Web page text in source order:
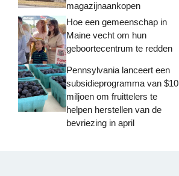
magazijnaankopen
Hoe een gemeenschap in
Maine vecht om hun
geboortecentrum te redden
Pennsylvania lanceert een
subsidieprogramma van $10
miljoen om fruittelers te
helpen herstellen van de
bevriezing in april